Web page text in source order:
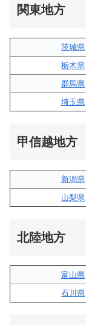
関東地方
茨城県
栃木県
群馬県
埼玉県
甲信越地方
新潟県
山梨県
北陸地方
富山県
石川県